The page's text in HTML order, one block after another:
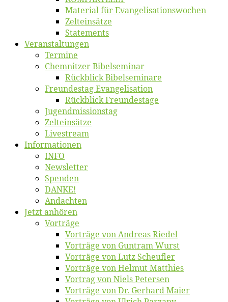
Ma­te­ri­al für Evangelisationswochen
Zelt­ein­sät­ze
State­ments
Ver­an­stal­tun­gen
Ter­mi­ne
Chemnit­zer Bibelseminar
Rück­blick Bibelseminare
Freun­des­tag Evangelisation
Rück­blick Freundestage
Jugend­mis­sions­tag
Zelt­ein­sät­ze
Live­stream
Informatio­nen
INFO
News­let­ter
Spen­den
DANKE!
An­dach­ten
Jetzt an­hö­ren
Vor­trä­ge
Vor­trä­ge von An­dre­as Riedel
Vor­trä­ge von Gun­tram Wurst
Vor­trä­ge von Lutz Scheufler
Vor­trä­ge von Hel­mut Matthies
Vor­trag von Niels Petersen
Vor­trä­ge von Dr. Ger­hard Maier